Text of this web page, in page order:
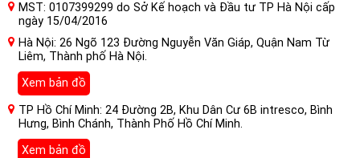
MST: 0107399299 do Sở Kế hoạch và Đầu tư TP Hà Nội cấp
ngày 15/04/2016
Hà Nội: 26 Ngõ 123 Đường Nguyễn Văn Giáp, Quận Nam Từ
Liêm, Thành phố Hà Nội.
Xem bản đồ
TP Hồ Chí Minh: 24 Đường 2B, Khu Dân Cư 6B intresco, Bình
Hưng, Bình Chánh, Thành Phố Hồ Chí Minh.
Xem bản đồ